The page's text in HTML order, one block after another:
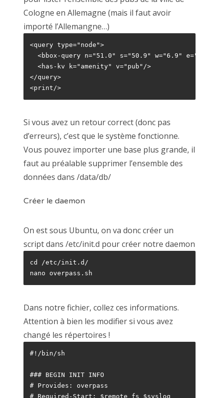
Cologne en Allemagne (mais il faut avoir
importé l’Allemangne…)
<query type="node">
<bbox-query n="51.0" s="50.9" w="6.9" e="7.0"/
  <has-kv k="amenity" v="pub"/>
</query>
<print/>
Si vous avez un retour correct (donc pas
d’erreurs), c’est que le système fonctionne.
Vous pouvez importer une base plus grande, il
faut au préalable supprimer l’ensemble des
données dans /data/db/
Créer le daemon
On est sous Ubuntu, on va donc créer un
script dans /etc/init.d pour créer notre daemon
cd /etc/init.d/
nano overpass.sh
Dans notre fichier, collez ces informations.
Attention à bien les modifier si vous avez
changé les répertoires !
#!/bin/sh
### BEGIN INIT INFO
# Provides: overpass
# Required-Start: $remote_fs $syslog